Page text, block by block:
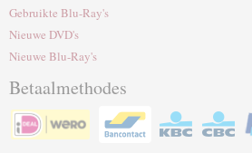
Gebruikte Blu-Ray's
Nieuwe DVD's
Nieuwe Blu-Ray's
Betaalmethodes